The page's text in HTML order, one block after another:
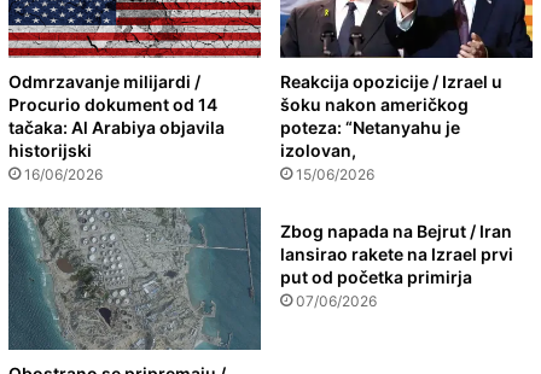
Odmrzavanje milijardi /
Procurio dokument od 14
tačaka: Al Arabiya objavila
historijski
16/06/2026
Reakcija opozicije / Izrael u
šoku nakon američkog
poteza: “Netanyahu je
izolovan,
15/06/2026
Zbog napada na Bejrut / Iran
lansirao rakete na Izrael prvi
put od početka primirja
07/06/2026